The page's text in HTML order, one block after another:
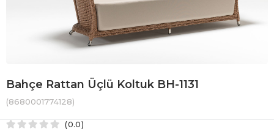
Bahçe Rattan Üçlü Koltuk BH-1131
(8680001774128)
0.0